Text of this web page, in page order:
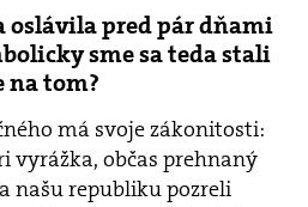
oslávila pred pár dňami
sme sa teda stali
na tom?
má svoje zákonitosti:
vyrážka, občas prehnaný
našu republiku pozreli